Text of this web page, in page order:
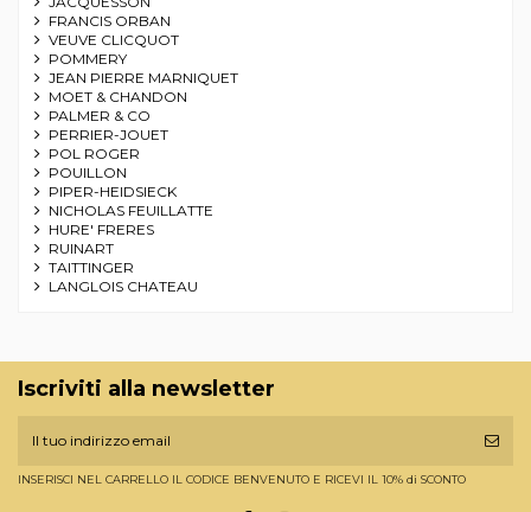
FRANCIS ORBAN
VEUVE CLICQUOT
POMMERY
JEAN PIERRE MARNIQUET
MOET & CHANDON
PALMER & CO
PERRIER-JOUET
POL ROGER
POUILLON
PIPER-HEIDSIECK
NICHOLAS FEUILLATTE
HURE' FRERES
RUINART
TAITTINGER
LANGLOIS CHATEAU
Iscriviti alla newsletter
INSERISCI NEL CARRELLO IL CODICE BENVENUTO E RICEVI IL 10% di SCONTO